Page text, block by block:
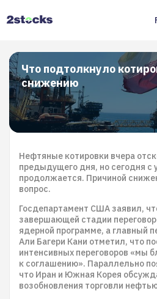
Что подтолкнуло
снижению
Нефтяные котировки вчера
предыдущего дня, но сегодня с
продолжается. Причиной
вопрос.
Госдепартамент США заявил,
завершающей стадии
ядерной программе, а главный
Али Багери Кани отметил, что
интенсивных переговоров «мы
к соглашению». Параллельно
что Иран и Южная Корея
возобновления торговли